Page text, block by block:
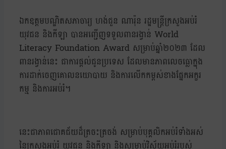
ឯកឧត្តមបណ្ឌិតសភាចារ្យ ហង់ជួន ណារ៉ុន រដ្ឋមន្ត្រីក្រសួងអប់រំ
យុវជន និងកីឡា បានអញ្ជើញទទួលពានរង្វាន់ World
Literacy Foundation Award សម្រាប់ឆ្នាំ២០២៣ ដែល
ពានរង្វាន់នេះ ជាការផ្ដល់ជូនប្រទេស ដែលមានភាពលេចធ្លោក្នុង
ការដាក់ចេញគោលនយោបាយ និងការលើកកម្ពស់ខាងផ្នែកអក្ខរ
កម្ម និងការអប់រំ។
នេះជាភាពជោគជ័យដ៏ត្រចះត្រចង់ សម្រាប់បុគ្គលិកអប់រំទាំងអស់
នៃក្រសួងអប់រំ យុវជន និងកីឡា និងសម្រាប់វិស័យអប់រំរបស់